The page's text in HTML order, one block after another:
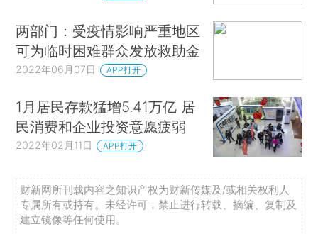
两部门：受疫情影响严重地区
可为临时困难群众发放救助金
2022年06月07日 APP打开
1月居民存款猛增5.41万亿 居
民消费和企业投资意愿疲弱
2022年02月11日 APP打开
财新网所刊载内容之知识产权为财新传媒及/或相关权利人
专属所有或持有。未经许可，禁止进行转载、摘编、复制及
建立镜像等任何使用。